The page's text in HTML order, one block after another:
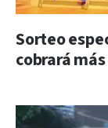
Sorteo
cobrará